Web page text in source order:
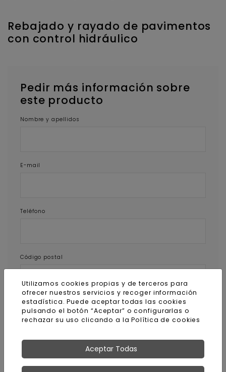
Rebajado y rayado de pavimentos
con control hidráulico
Pedir más información sobre
este producto
Nombre y apellidos
E-mail
Teléfono
Código postal
Mensaje
Utilizamos cookies propias y de terceros para
ofrecer nuestros servicios y recoger información
estadística. Puede aceptar todas las cookies
pulsando el botón “Aceptar” o configurarlas o
rechazar su uso clicando a laPolítica de cookies
Aceptar Todas